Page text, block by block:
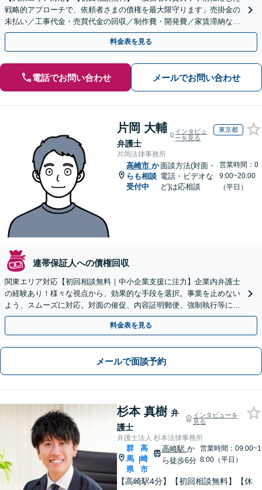
戦略的アプローチで、依頼者さまの債権を最大限守ります」売掛金の
未払い／工事代金・売買代金の回収／制作費・開発費／家賃滞納な
ど、事業活動で発生するあらゆる債権回収に実績あり
料金表を見る
電話でお問い合わせ メールでお問い合わせ
片岡 大輔
弁護士
インタビュ
ーを見る
東京都
片岡法律事務所
高崎市 か
らも相談
受付中
面談方法(対面・
電話・ビデオな
ど)は応相談
営業時間：0
9:00~20:00
（平日）
連帯保証人への債権回収
関東エリア対応【初回相談無料｜中小企業支援に注力】企業内弁護士
の経験あり！様々な視点から、効果的な手段を選択。事業を止めない
よう、スムーズに対応。対面の催促、内容証明郵便、強制執行等に精
通。お困りの方はすぐにご相談を【オンライン面談◎】
料金表を見る
メールで面談予約
杉本 真樹 弁
護士
インタビューを
見る
弁護士法人 杉本法律事務所
群
馬
県
|
高
崎
市
高崎駅 か
ら徒歩6分
営業時間：09:00~1
8:00（平日）
【高崎駅4分】【初回相談無料】【休